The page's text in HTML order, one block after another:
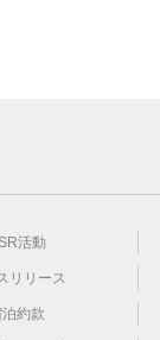
活動
リリース
約款